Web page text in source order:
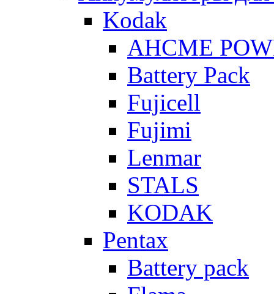
Kodak
AHCME
Battery Pack
Fujicell
Fujimi
Lenmar
STALS
KODAK
Pentax
Battery pack